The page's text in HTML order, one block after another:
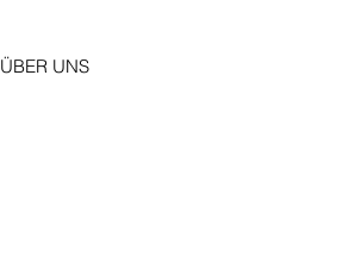
ÜBER UNS